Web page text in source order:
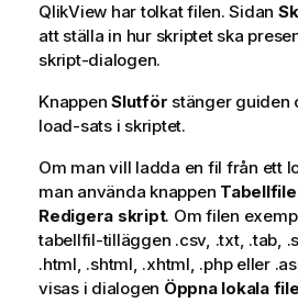
QlikView har tolkat filen. Sidan
att ställa in hur skriptet ska
skript-dialogen.
Knappen Slutför stänger guiden
load-sats i skriptet.
Om man vill ladda en fil från ett
man använda knappen
Redigera skript. Om filen
tabellfil-tilläggen .csv, .txt, .tab,
.html, .shtml, .xhtml, .php eller
visas i dialogen Öppna lokala